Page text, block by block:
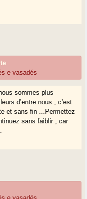
e vasadés
sommes plus
d’entre nous , c’est
et sans fin ...Permettez
sans faiblir , car